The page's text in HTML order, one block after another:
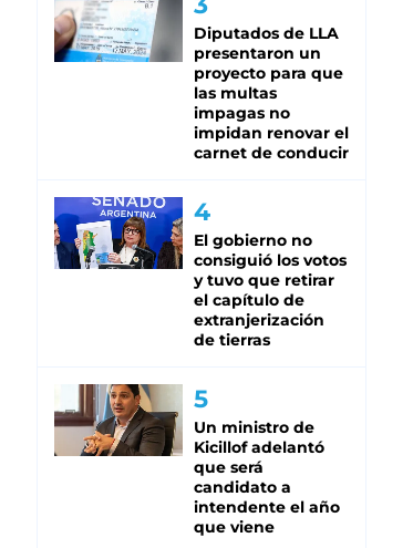
Diputados de LLA
presentaron un
proyecto para que
las multas
impagas no
impidan renovar el
carnet de conducir
El gobierno no
consiguió los votos
y tuvo que retirar
el capítulo de
extranjerización
de tierras
Un ministro de
Kicillof adelantó
que será
candidato a
intendente el año
que viene